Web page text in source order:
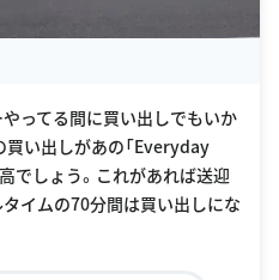
ってる間に買い出しでもいか
い出しがあの「Everyday
でしょう。これがあれば送迎
イムの70分間は買い出しにな